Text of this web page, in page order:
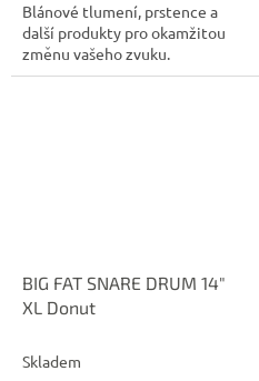
Blánové tlumení, prstence a
další produkty pro okamžitou
změnu vašeho zvuku.
BIG FAT SNARE DRUM 14"
XL Donut
Skladem